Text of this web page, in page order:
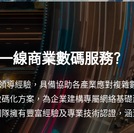
線商業數碼服務?
導經驗，具備協助各產業應對複雜
化方案，為企業建構專屬網絡基
隊擁有豐富經驗及專業技術認證， 涵